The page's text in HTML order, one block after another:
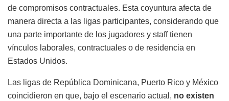
de compromisos contractuales. Esta coyuntura afecta de
manera directa a las ligas participantes, considerando que
una parte importante de los jugadores y staff tienen
vínculos laborales, contractuales o de residencia en
Estados Unidos.
Las ligas de República Dominicana, Puerto Rico y México
coincidieron en que, bajo el escenario actual, no existen